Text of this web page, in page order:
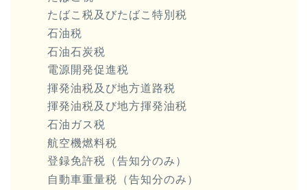
たばこ税及びたばこ特別税
石油税
石油石炭税
電源開発促進税
揮発油税及び地方道路税
揮発油税及び地方揮発油税
石油ガス税
航空機燃料税
登録免許税（告知分のみ）
自動車重量税（告知分のみ）